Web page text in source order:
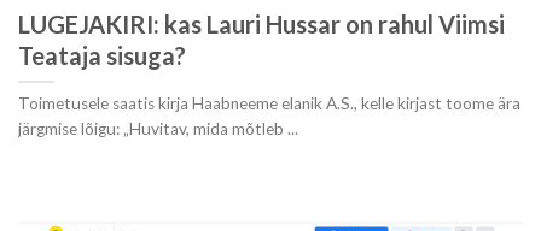
LUGEJAKIRI: kas Lauri Hussar on rahul Viimsi
Teataja sisuga?
Toimetusele saatis kirja Haabneeme elanik A.S., kelle kirjast toome ära
järgmise lõigu: „Huvitav, mida mõtleb ...